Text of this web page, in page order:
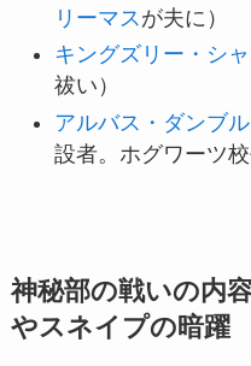
リーマス が夫に）
キングズリー・シ
祓い）
アルバス・ダンブ
設者。ホグワーツ校
神秘部の戦いの内
やスネイプの暗躍